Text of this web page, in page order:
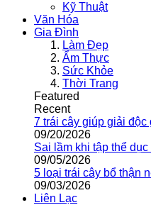
Kỹ Thuật
Văn Hóa
Gia Đình
Làm Đẹp
Ẩm Thực
Sức Khỏe
Thời Trang
Featured
Recent
7 trái cây giúp giải độc
09/20/2026
Sai lầm khi tập thể
09/05/2026
5 loại trái cây bổ thận
09/03/2026
Liên Lạc